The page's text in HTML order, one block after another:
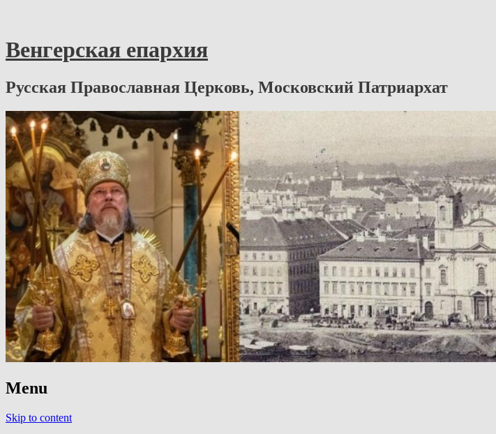
Венгерская епархия
Русская Православная Церковь, Московский Патриархат
Menu
Skip to content